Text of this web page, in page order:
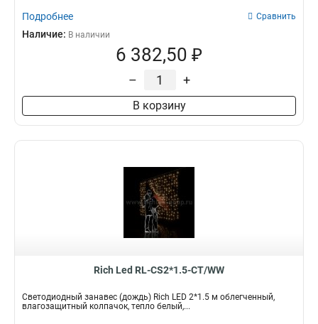
Подробнее Сравнить
Наличие: В наличии
6 382,50 ₽
– +
В корзину
Rich Led RL-CS2*1.5-CT/WW
Светодиодный занавес (дождь) Rich LED 2*1.5 м облегченный,
влагозащитный колпачок, тепло белый,...